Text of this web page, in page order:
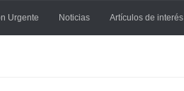
Urgente Noticias Artículos de interés